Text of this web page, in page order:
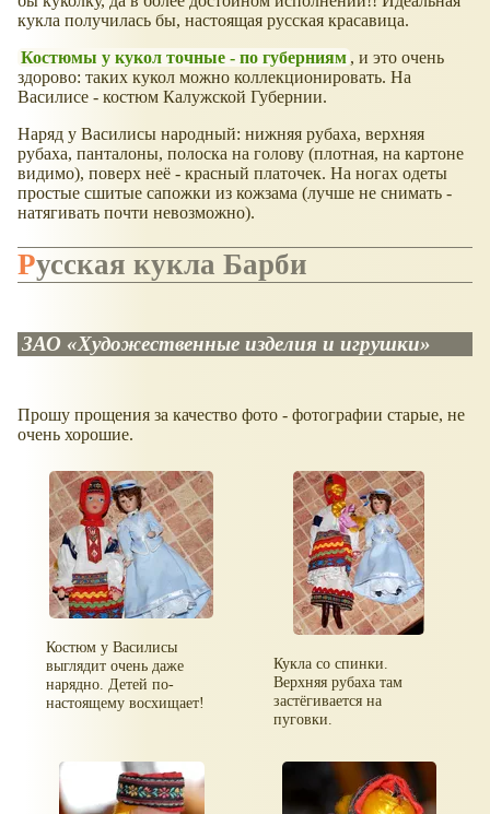
кукла получилась бы, настоящая русская красавица.
Костюмы у кукол точные - по губерниям , и это очень
здорово: таких кукол можно коллекционировать. На
Василисе - костюм Калужской Губернии.
Наряд у Василисы народный: нижняя рубаха, верхняя
рубаха, панталоны, полоска на голову (плотная, на картоне
видимо), поверх неё - красный платочек. На ногах одеты
простые сшитые сапожки из кожзама (лучше не снимать -
натягивать почти невозможно).
Русская кукла Барби
ЗАО «Художественные изделия и игрушки»
Прошу прощения за качество фото - фотографии старые, не
очень хорошие.
Костюм у Василисы
выглядит очень даже
нарядно. Детей по-
настоящему восхищает!
Кукла со спинки.
Верхняя рубаха там
застёгивается на
пуговки.